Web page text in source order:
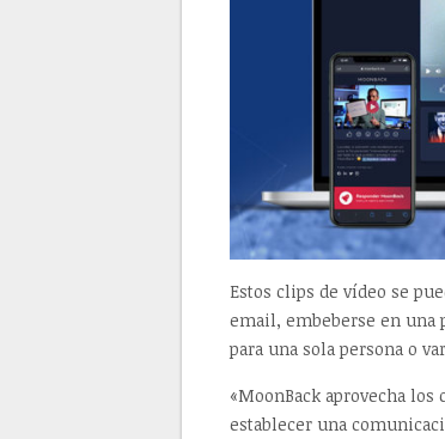
Estos clips de vídeo se
email, embeberse en una
para una sola persona o
«MoonBack aprovecha
establecer una